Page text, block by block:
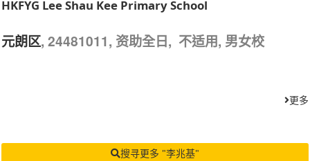
HKFYG Lee Shau Kee Primary School
元朗区, 24481011, 资助全日, 不适用, 男女校
更多
搜寻更多 "李兆基"